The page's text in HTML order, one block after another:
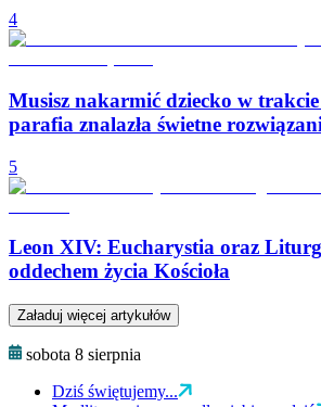
4
Musisz nakarmić dziecko w trakcie
parafia znalazła świetne
5
Leon XIV: Eucharystia oraz
oddechem życia Kościoła
Załaduj więcej artykułów
sobota 8 sierpnia
Dziś świętujemy...